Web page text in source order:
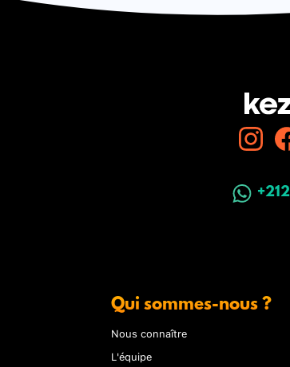
Qui sommes-nous ?
Nous connaître
L'équipe